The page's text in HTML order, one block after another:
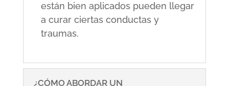
están bien aplicados pueden llegar
a curar ciertas conductas y
traumas.
¿CÓMO ABORDAR UN